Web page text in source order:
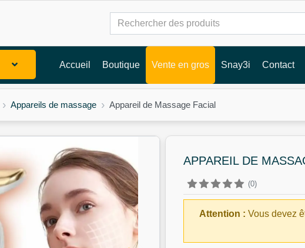
Accueil Boutique Vente en gros Snay3i Contact
Appareils de massage Appareil de Massage Facial
APPAREIL DE
(0)
Attention : Vous devez